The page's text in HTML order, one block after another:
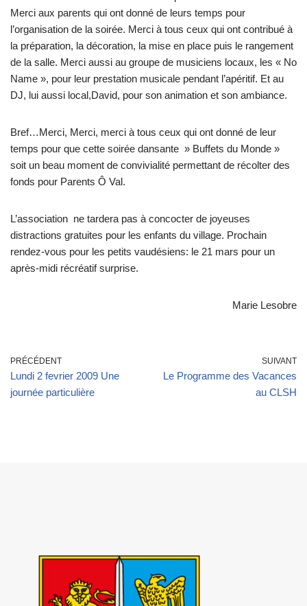
Merci aux parents qui ont donné de leurs temps pour
l’organisation de la soirée. Merci à tous ceux qui ont contribué à
la préparation, la décoration, la mise en place puis le rangement
de la salle. Merci aussi au groupe de musiciens locaux, les « No
Name », pour leur prestation musicale pendant l’apéritif. Et au
DJ, lui aussi local,David, pour son animation et son ambiance.
Bref…Merci, Merci, merci à tous ceux qui ont donné de leur
temps pour que cette soirée dansante » Buffets du Monde »
soit un beau moment de convivialité permettant de récolter des
fonds pour Parents Ô Val.
L’association ne tardera pas à concocter de joyeuses
distractions gratuites pour les enfants du village. Prochain
rendez-vous pour les petits vaudésiens: le 21 mars pour un
après-midi récréatif surprise.
Marie Lesobre
PRÉCÉDENT
Lundi 2 fevrier 2009 Une
journée particulière
SUIVANT
Le Programme des Vacances
au CLSH